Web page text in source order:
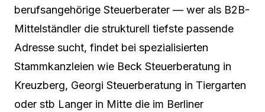
berufsangehörige Steuerberater — wer als B2B-
Mittelständler die strukturell tiefste passende
Adresse sucht, findet bei spezialisierten
Stammkanzleien wie Beck Steuerberatung in
Kreuzberg, Georgi Steuerberatung in Tiergarten
oder stb Langer in Mitte die im Berliner